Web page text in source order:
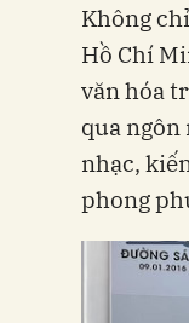
Không
Hồ Chí
văn hóa
qua ngôn
nhạc,
phong